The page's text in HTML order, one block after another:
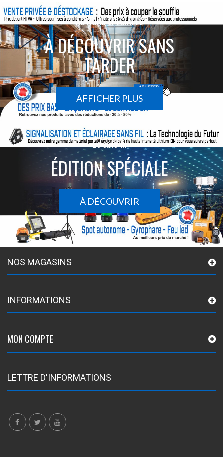
ACTIONS SPÉCIALES
À DÉCOUVRIR SANS
TARDER
AFFICHER PLUS
Le sans-fil
ÉDITION SPÉCIALE
À DÉCOUVRIR
NOS MAGASINS
INFORMATIONS
MON COMPTE
LETTRE D'INFORMATIONS